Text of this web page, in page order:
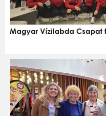
Magyar Vízilabda Csapat